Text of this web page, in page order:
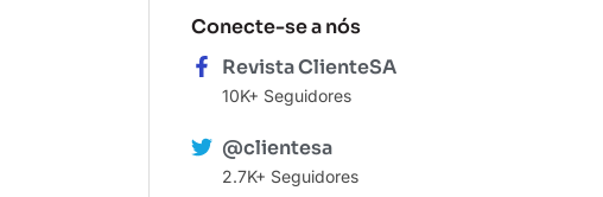
Conecte-se a nós
Revista ClienteSA
10K+ Seguidores
@clientesa
2.7K+ Seguidores